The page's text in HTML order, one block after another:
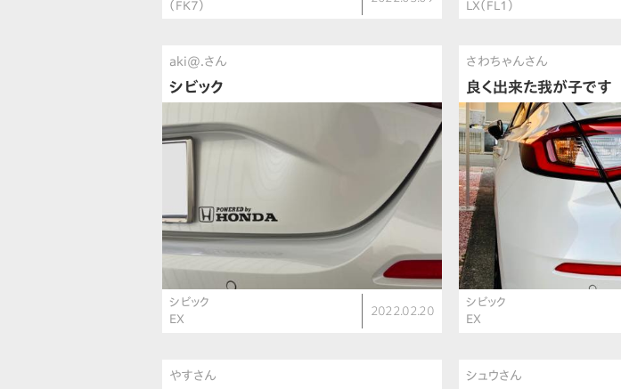
（FK7）
LX（FL1）
aki@.さん
シビック
シビック
EX
2022.02.20
さわちゃんさん
良く出来た我が子です
シビック
EX
やすさん シュウさん